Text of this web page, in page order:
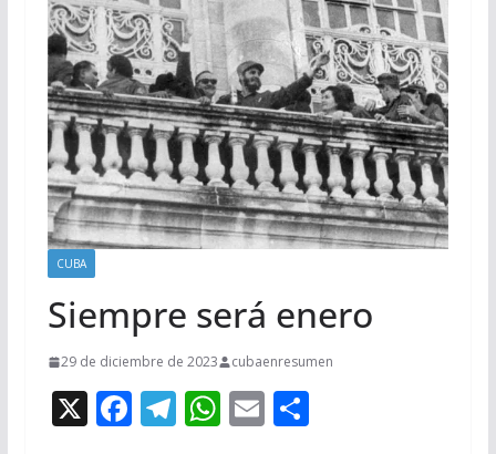
CUBA
Siempre será enero
29 de diciembre de 2023 cubaenresumen
X F T W E C